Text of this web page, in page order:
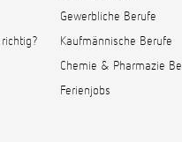
Gewerbliche Berufe
Kaufmännische Berufe
Chemie & Pharmazie
Ferienjobs